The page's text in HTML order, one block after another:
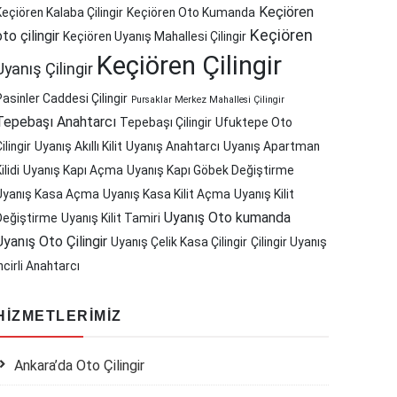
Kalaba Çilingir Keçiören Oto Kumanda Keçiören
çilingir Keçiören Uyanış Mahallesi Çilingir Keçiören
Çilingir Keçiören Çilingir
Caddesi Çilingir Pursaklar Merkez Mahallesi Çilingir
Anahtarcı Tepebaşı Çilingir Ufuktepe Oto
Uyanış Akıllı Kilit Uyanış Anahtarcı Uyanış Apartman
Uyanış Kapı Açma Uyanış Kapı Göbek Değiştirme
Kasa Açma Uyanış Kasa Kilit Açma Uyanış Kilit
Uyanış Kilit Tamiri Uyanış Oto kumanda
Oto Çilingir Uyanış Çelik Kasa Çilingir Çilingir Uyanış
Anahtarcı
Ankara’da Oto Çilingir